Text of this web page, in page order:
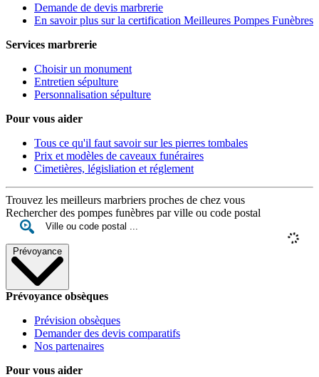
Demande de devis marbrerie
En savoir plus sur la certification Meilleures Pompes Funèbres
Services marbrerie
Choisir un monument
Entretien sépulture
Personnalisation sépulture
Pour vous aider
Tous ce qu'il faut savoir sur les pierres tombales
Prix et modèles de caveaux funéraires
Cimetières, législiation et réglement
Trouvez les meilleurs marbriers proches de chez vous
Rechercher des pompes funèbres par ville ou code postal
Prévoyance
Prévoyance obsèques
Prévision obsèques
Demander des devis comparatifs
Nos partenaires
Pour vous aider